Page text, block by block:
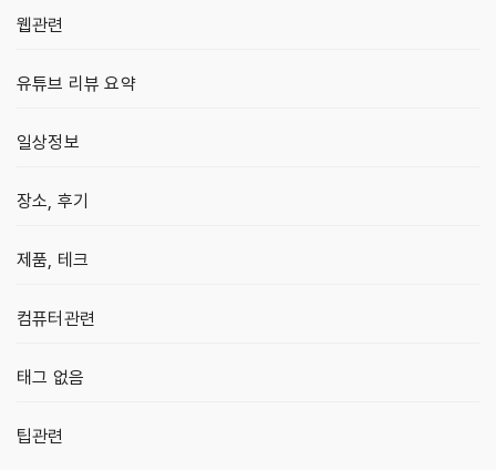
웹관련
유튜브 리뷰 요약
일상정보
장소, 후기
제품, 테크
컴퓨터관련
태그 없음
팁관련